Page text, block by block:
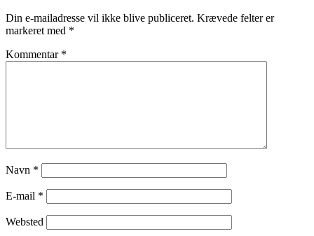
Din e-mailadresse vil ikke blive publiceret. Krævede felter er
markeret med *
Kommentar *
Navn *
E-mail *
Websted